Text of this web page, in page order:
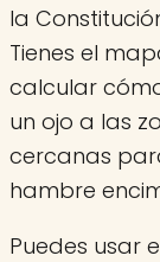
la
Tienes el
calcular
un ojo a las
cercanas
hambre
Puedes usar